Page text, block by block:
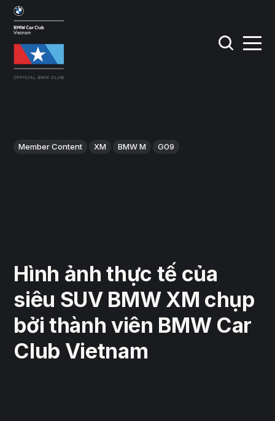
Member Content XM BMW M G09
Hình ảnh thực tế của
siêu SUV BMW XM chụp
bởi thành viên BMW Car
Club Vietnam